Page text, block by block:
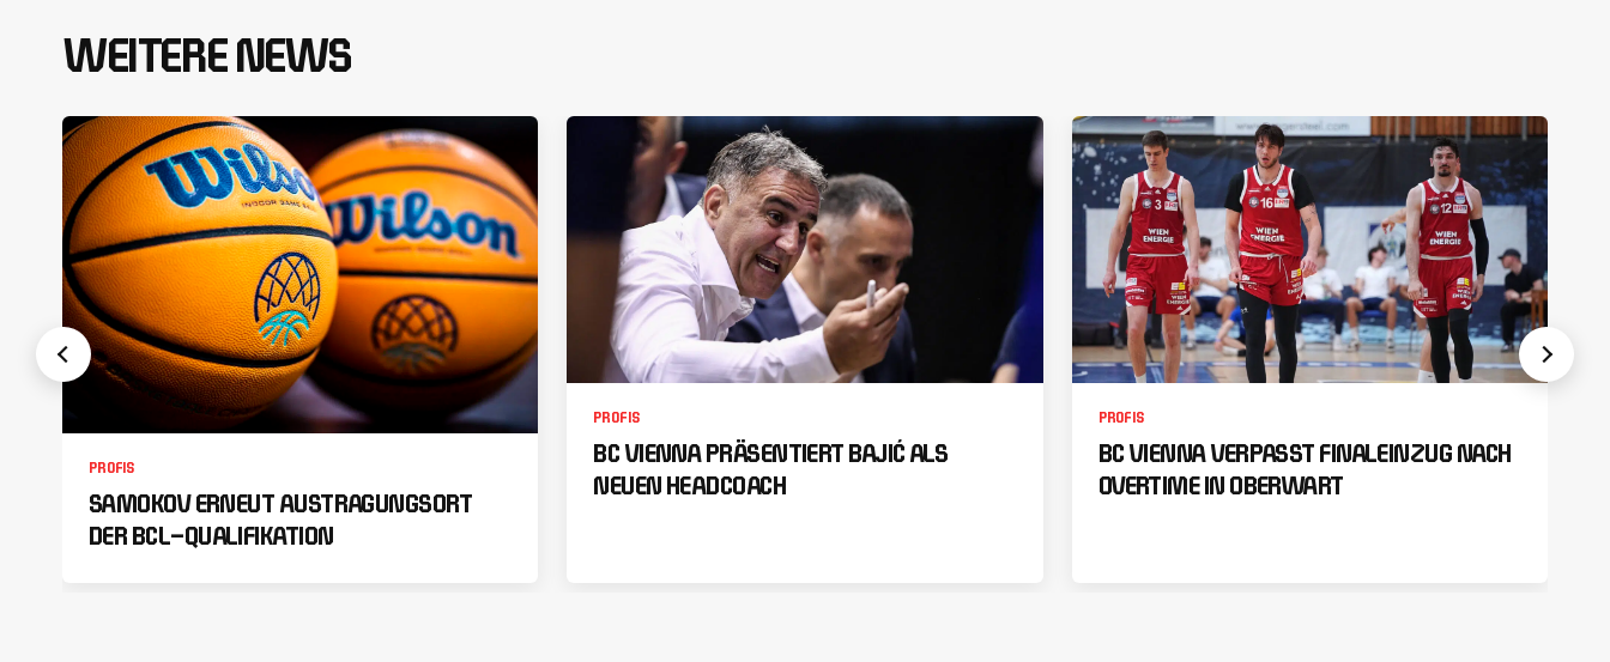
WEITERE NEWS
PROFIS
SAMOKOV ERNEUT AUSTRAGUNGSORT
DER BCL-QUALIFIKATION
PROFIS
BC VIENNA PRÄSENTIERT BAJIĆ ALS
NEUEN HEADCOACH
PROFIS
BC VIENNA VERPASST FINALEINZUG NACH
OVERTIME IN OBERWART